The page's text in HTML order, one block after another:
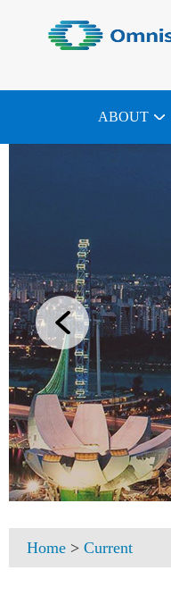
ABOUT
Home > Current